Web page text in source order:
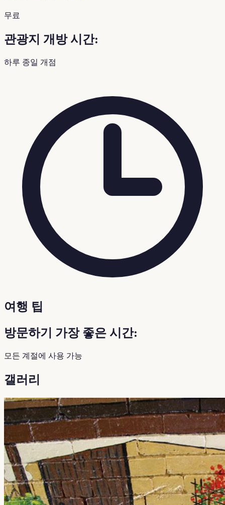
무료
관광지 개방 시간:
하루 종일 개점
여행 팁
방문하기 가장 좋은 시간:
모든 계절에 사용 가능
갤러리